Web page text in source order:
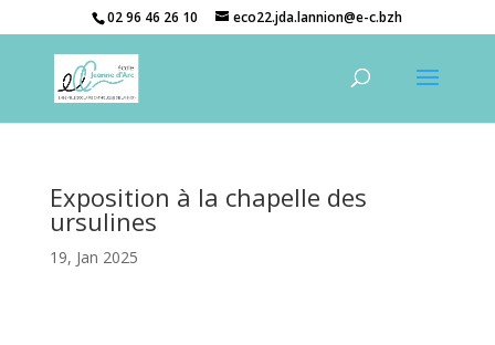
02 96 46 26 10 eco22.jda.lannion@e-c.bzh
Exposition à la chapelle des
ursulines
19, Jan 2025